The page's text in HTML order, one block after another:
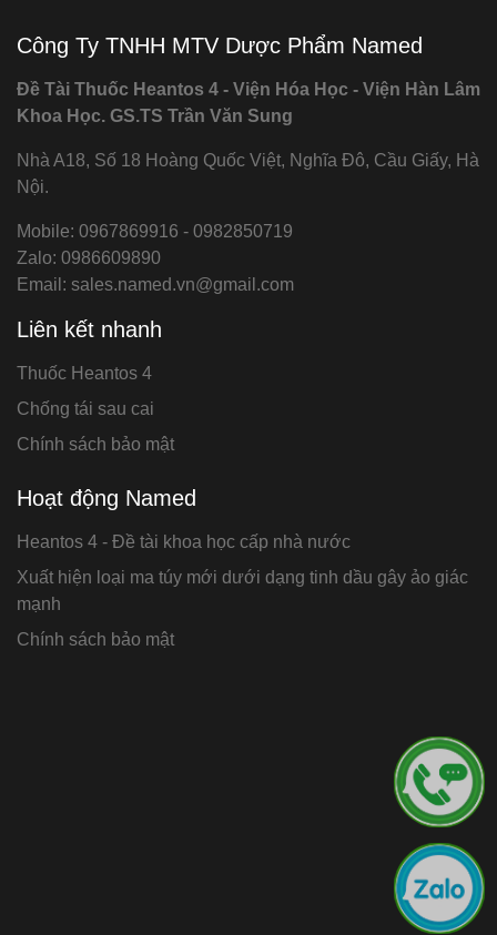
Công Ty TNHH MTV Dược Phẩm Named
Đề Tài Thuốc Heantos 4 - Viện Hóa Học - Viện Hàn Lâm
Khoa Học. GS.TS Trần Văn Sung
Nhà A18, Số 18 Hoàng Quốc Việt, Nghĩa Đô, Cầu Giấy, Hà
Nội.
Mobile: 0967869916 - 0982850719
Zalo: 0986609890
Email: sales.named.vn@gmail.com
Liên kết nhanh
Thuốc Heantos 4
Chống tái sau cai
Chính sách bảo mật
Hoạt động Named
Heantos 4 - Đề tài khoa học cấp nhà nước
Xuất hiện loại ma túy mới dưới dạng tinh dầu gây ảo giác
mạnh
Chính sách bảo mật